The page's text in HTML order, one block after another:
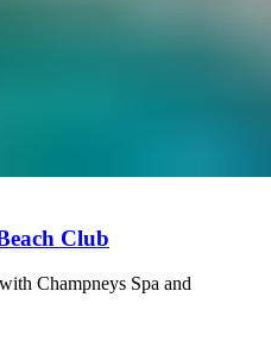
Champneys Spa and